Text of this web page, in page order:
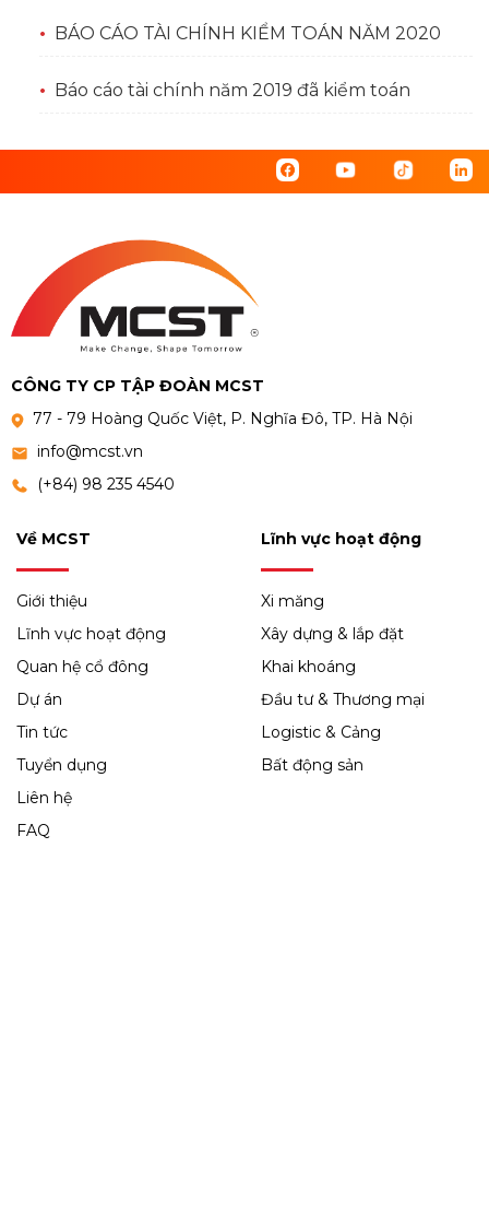
BÁO CÁO TÀI CHÍNH KIỂM TOÁN NĂM 2020
Báo cáo tài chính năm 2019 đã kiểm toán
CÔNG TY CP TẬP ĐOÀN MCST
77 - 79 Hoàng Quốc Việt, P. Nghĩa Đô, TP. Hà Nội
info@mcst.vn
(+84) 98 235 4540
Về MCST
Giới thiệu
Lĩnh vực hoạt động
Quan hệ cổ đông
Dự án
Tin tức
Tuyển dụng
Liên hệ
FAQ
Lĩnh vực hoạt động
Xi măng
Xây dựng & lắp đặt
Khai khoáng
Đầu tư & Thương mại
Logistic & Cảng
Bất động sản